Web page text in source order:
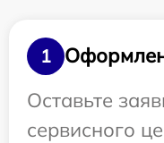
1
Оставьте
сервисного